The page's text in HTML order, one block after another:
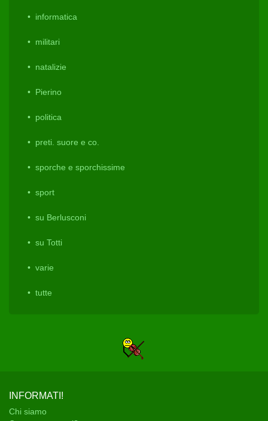
informatica
militari
natalizie
Pierino
politica
preti. suore e co.
sporche e sporchissime
sport
su Berlusconi
su Totti
varie
tutte
INFORMATI!
Chi siamo